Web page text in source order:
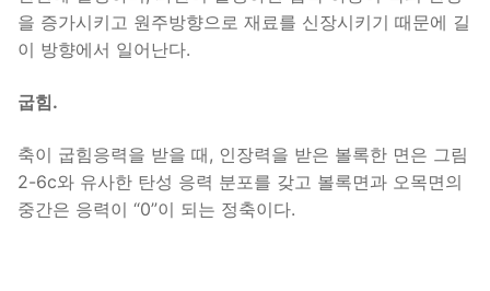
을 증가시키고 원주방향으로 재료를 신장시키기 때문에 길
이 방향에서 일어난다.
굽힘.
축이 굽힘응력을 받을 때, 인장력을 받은 볼록한 면은 그림
2-6c와 유사한 탄성 응력 분포를 갖고 볼록면과 오목면의
중간은 응력이 “0”이 되는 정축이다.